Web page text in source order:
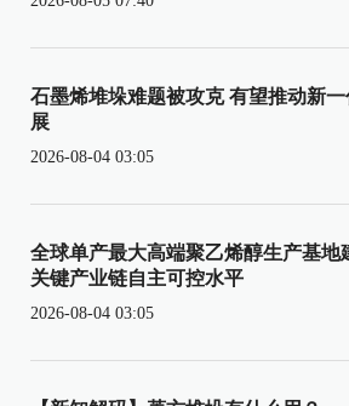
石墨烯堆垛难题被攻克 有望推动新
展
2026-08-04 03:05
全球单产最大高端聚乙烯醇生产基地
关键产业链自主可控水平
2026-08-04 03:05